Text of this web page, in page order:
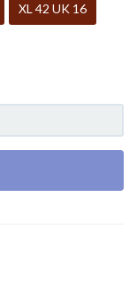
XL 42 UK 16